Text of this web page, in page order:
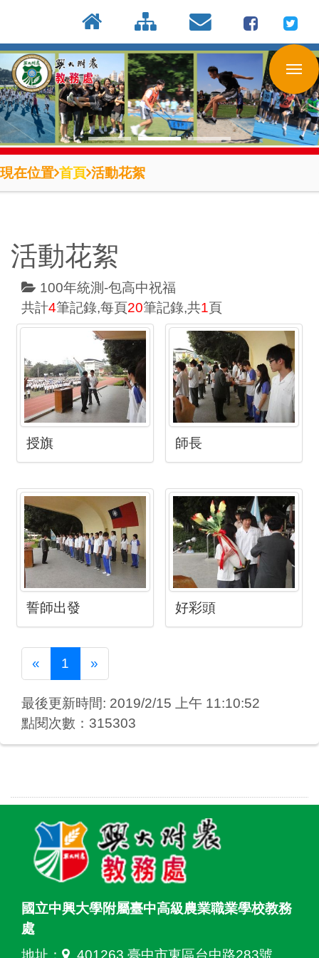
到
主
要
內
容
區
現在位置 首頁 活動花絮
活動花絮
100年統測-包高中祝福
共計4筆記錄,每頁20筆記錄,共1頁
授旗 師長
誓師出發 好彩頭
« Previous
1 »Next
最後更新時間: 2019/2/15 上午 11:10:52
點閱次數：315303
國立中興大學附屬臺中高級農業職業學校教務
處